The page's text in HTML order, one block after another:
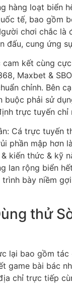
hàng loạt biển
tế, bao gồm
chơi chắc
cung ứng
kết cùng
Maxbet &
chỉnh. Bên
phải sử
trực tuyến chỉ
Cá trực tuyến
phần mập hơn
kiến thức & kỹ
lan rộng biển
bày niềm
thử
lại bao gồm
game bài bác
chỉ trực tiếp